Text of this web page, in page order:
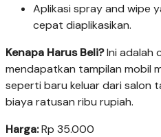
Aplikasi spray and wipe
cepat diaplikasikan.
Kenapa Harus Beli?Ini adalah
mendapatkan tampilan mobil
seperti baru keluar dari salon
biaya ratusan ribu rupiah.
Harga:Rp 35.000